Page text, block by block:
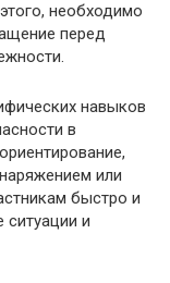
необходимо
перед
навыков
в
или
быстро и
ситуации и